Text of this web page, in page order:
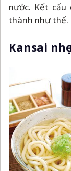
nước. Kết
thành như thế.
Kansai